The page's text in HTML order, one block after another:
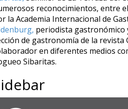
reconocimientos, entre
la Academia Internacional de
periodista gastronómico
de gastronomía de la revista
en diferentes medios
Sibaritas.